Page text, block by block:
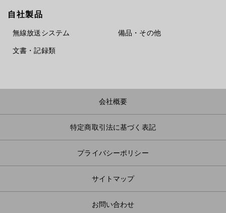
自社製品
無線放送システム 備品・その他
文書・記録類
会社概要
特定商取引法に基づく表記
プライバシーポリシー
サイトマップ
お問い合わせ